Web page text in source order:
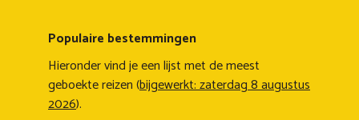
Populaire bestemmingen
Hieronder vind je een lijst met de meest
geboekte reizen (bijgewerkt: zaterdag 8 augustus
2026).